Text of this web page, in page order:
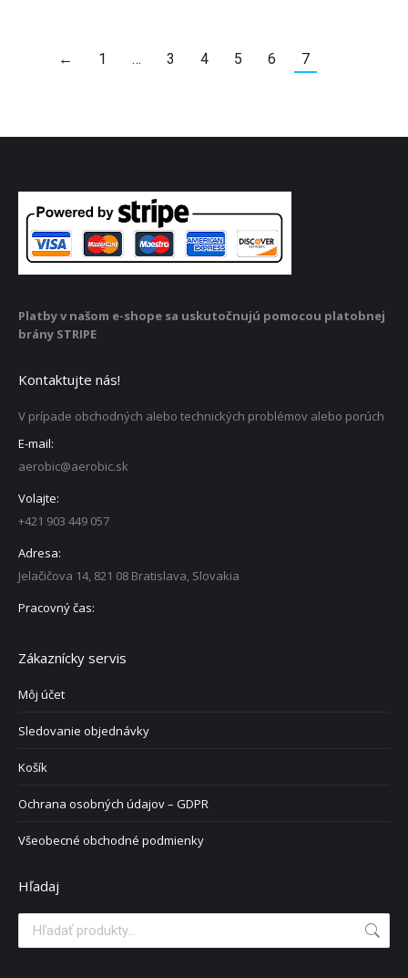
← 1 … 3 4 5 6 7
Platby v našom e-shope sa uskutočnujú pomocou platobnej
brány STRIPE
Kontaktujte nás!
V prípade obchodných alebo technických problémov alebo porúch
E-mail:
aerobic@aerobic.sk
Volajte:
+421 903 449 057
Adresa:
Jelačičova 14, 821 08 Bratislava, Slovakia
Pracovný čas:
Zákaznícky servis
Môj účet
Sledovanie objednávky
Košík
Ochrana osobných údajov – GDPR
Všeobecné obchodné podmienky
Hľadaj